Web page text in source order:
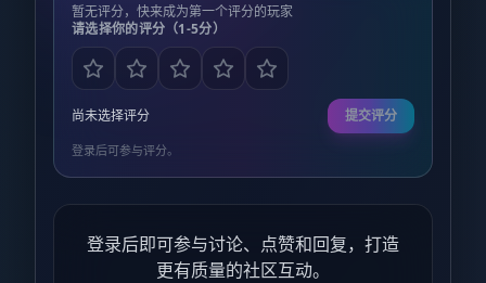
暂无评分，快来成为第一个评分的玩家
请选择你的评分（1-5分）
尚未选择评分 提交评分
登录后可参与评分。
登录后即可参与讨论、点赞和回复，打造
更有质量的社区互动。